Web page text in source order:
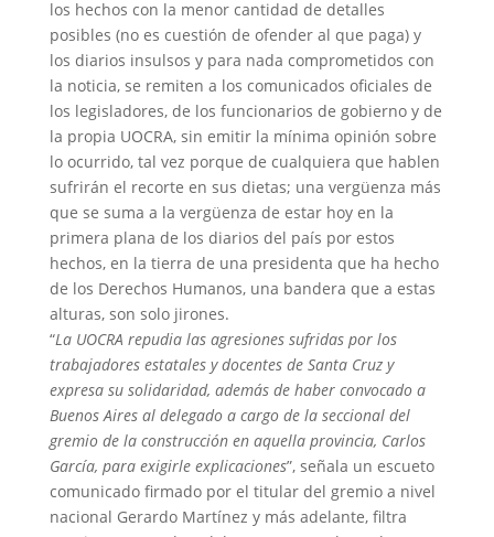
los hechos con la menor cantidad de detalles
posibles (no es cuestión de ofender al que paga) y
los diarios insulsos y para nada comprometidos con
la noticia, se remiten a los comunicados oficiales de
los legisladores, de los funcionarios de gobierno y de
la propia UOCRA, sin emitir la mínima opinión sobre
lo ocurrido, tal vez porque de cualquiera que hablen
sufrirán el recorte en sus dietas; una vergüenza más
que se suma a la vergüenza de estar hoy en la
primera plana de los diarios del país por estos
hechos, en la tierra de una presidenta que ha hecho
de los Derechos Humanos, una bandera que a estas
alturas, son solo jirones.
“La UOCRA repudia las agresiones sufridas por los
trabajadores estatales y docentes de Santa Cruz y
expresa su solidaridad, además de haber convocado a
Buenos Aires al delegado a cargo de la seccional del
gremio de la construcción en aquella provincia, Carlos
García, para exigirle explicaciones”, señala un escueto
comunicado firmado por el titular del gremio a nivel
nacional Gerardo Martínez y más adelante, filtra